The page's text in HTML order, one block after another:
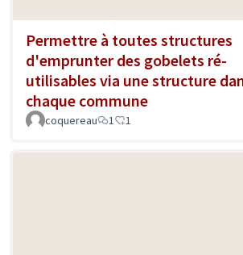
Permettre à toutes structures
d'emprunter des gobelets ré-
utilisables via une structure
chaque commune
coquereau 1 1